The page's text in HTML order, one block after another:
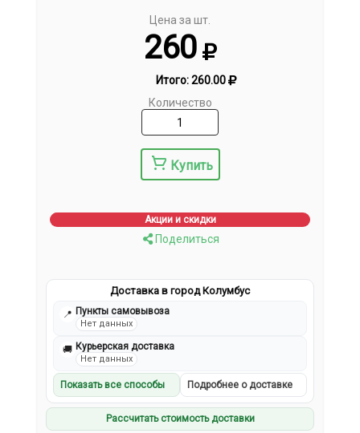
Цена за шт.
260
Итого:260.00
Количество
Купить
Акции и скидки
Поделиться
Доставка в город Колумбус
📍 Пункты самовывоза
Нет данных
🚚 Курьерская доставка
Нет данных
Показать все способы Подробнее о доставке
Рассчитать стоимость доставки